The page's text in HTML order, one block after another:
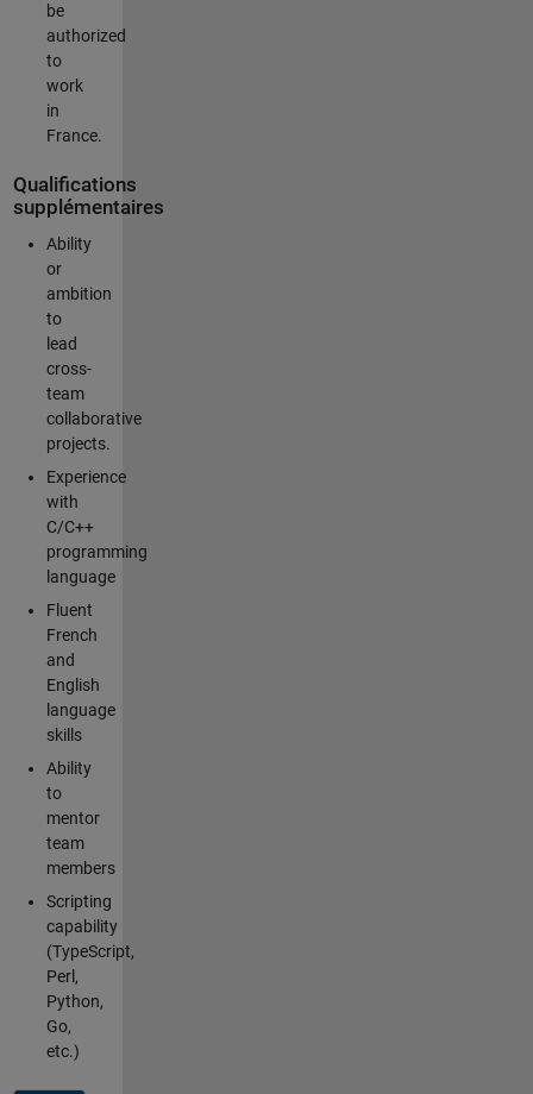
be
authorized
to
work
in
France.
Qualifications
supplémentaires
Ability
or
ambition
to
lead
cross-
team
collaborative
projects.
Experience
with
C/C++
programming
language
Fluent
French
and
English
language
skills
Ability
to
mentor
team
members
Scripting
capability
(TypeScript,
Perl,
Python,
Go,
etc.)